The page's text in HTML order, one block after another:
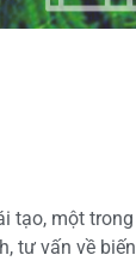
tạo, một trong
tư vấn về biến